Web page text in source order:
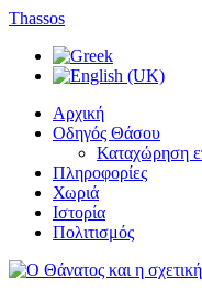
Thassos
Αρχική
Οδηγός Θάσου
Καταχώρηση
Πληροφορίες
Χωριά
Ιστορία
Πολιτισμός